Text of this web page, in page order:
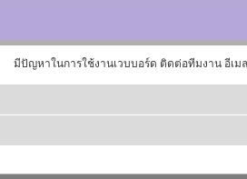
มีปัญหาในการใช้งานเวบบอร์ด ติดต่อทีมงาน อีเม